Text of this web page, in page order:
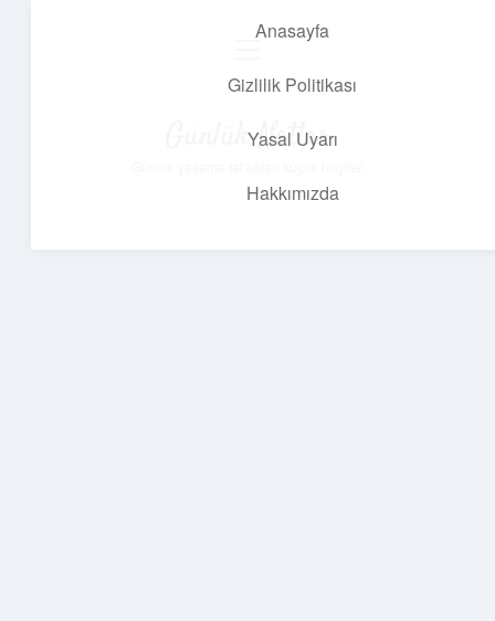
Anasayfa
Gizlilik Politikası
Yasal Uyarı
Hakkımızda
Günlük Notlar